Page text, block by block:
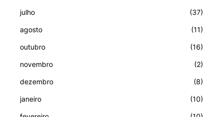
julho (37)
agosto (11)
outubro (16)
novembro (2)
dezembro (8)
janeiro (10)